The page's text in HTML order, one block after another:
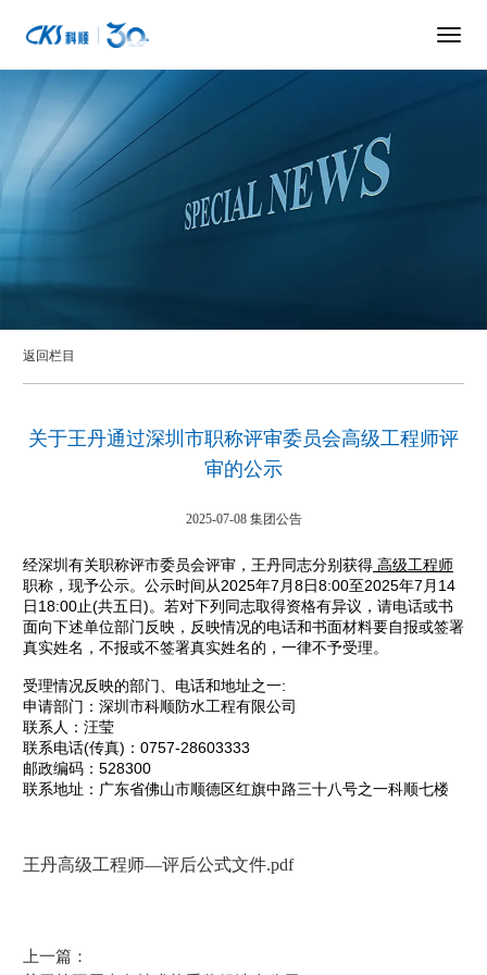
返回栏目
关于王丹通过深圳市职称评审委员会高级工程师评
审的公示
2025-07-08 集团公告
经深圳有关职称评市委员会评审，王丹同志分别获得 高级工程师
职称，现予公示。公示时间从2025年7月8日8:00至2025年7月14
日18:00止(共五日)。若对下列同志取得资格有异议，请电话或书
面向下述单位部门反映，反映情况的电话和书面材料要自报或签署
真实姓名，不报或不签署真实姓名的，一律不予受理。
受理情况反映的部门、电话和地址之一:
申请部门：深圳市科顺防水工程有限公司
联系人：汪莹
联系电话(传真)：0757-28603333
邮政编码：528300
联系地址：广东省佛山市顺德区红旗中路三十八号之一科顺七楼
王丹高级工程师—评后公式文件.pdf
上一篇：